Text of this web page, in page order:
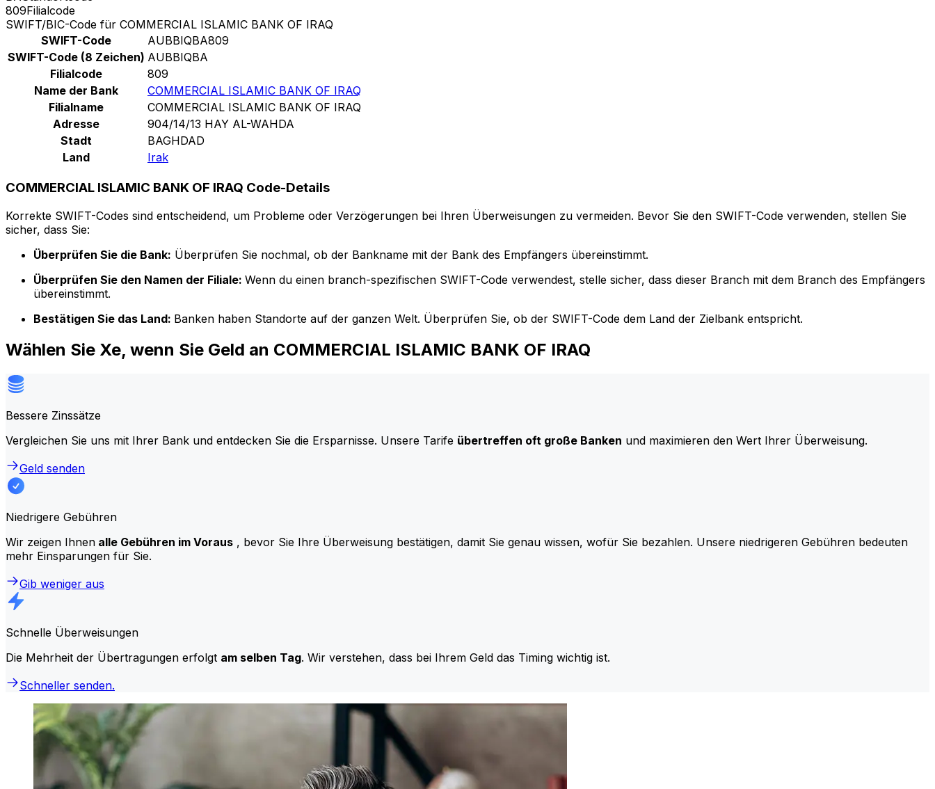
809Filialcode
SWIFT/BIC-Code für COMMERCIAL ISLAMIC BANK OF IRAQ
SWIFT-Code
AUBBIQBA809
SWIFT-Code (8 Zeichen) AUBBIQBA
Filialcode
809
Name der Bank
COMMERCIAL ISLAMIC BANK OF IRAQ
Filialname
COMMERCIAL ISLAMIC BANK OF IRAQ
Adresse
904/14/13 HAY AL-WAHDA
Stadt
BAGHDAD
Land
Irak
COMMERCIAL ISLAMIC BANK OF IRAQ Code-Details
Korrekte SWIFT-Codes sind entscheidend, um Probleme oder Verzögerungen bei Ihren Überweisungen zu vermeiden. Bevor Sie den SWIFT-Code verwenden, stellen Sie
sicher, dass Sie:
Überprüfen Sie die Bank: Überprüfen Sie nochmal, ob der Bankname mit der Bank des Empfängers übereinstimmt.
Überprüfen Sie den Namen der Filiale: Wenn du einen branch-spezifischen SWIFT-Code verwendest, stelle sicher, dass dieser Branch mit dem Branch des Empfängers
übereinstimmt.
Bestätigen Sie das Land: Banken haben Standorte auf der ganzen Welt. Überprüfen Sie, ob der SWIFT-Code dem Land der Zielbank entspricht.
Wählen Sie Xe, wenn Sie Geld an COMMERCIAL ISLAMIC BANK OF IRAQ
Bessere Zinssätze
Vergleichen Sie uns mit Ihrer Bank und entdecken Sie die Ersparnisse. Unsere Tarife übertreffen oft große Banken und maximieren den Wert Ihrer Überweisung.
Geld senden
Niedrigere Gebühren
Wir zeigen Ihnen alle Gebühren im Voraus , bevor Sie Ihre Überweisung bestätigen, damit Sie genau wissen, wofür Sie bezahlen. Unsere niedrigeren Gebühren bedeuten
mehr Einsparungen für Sie.
Gib weniger aus
Schnelle Überweisungen
Die Mehrheit der Übertragungen erfolgt am selben Tag. Wir verstehen, dass bei Ihrem Geld das Timing wichtig ist.
Schneller senden.